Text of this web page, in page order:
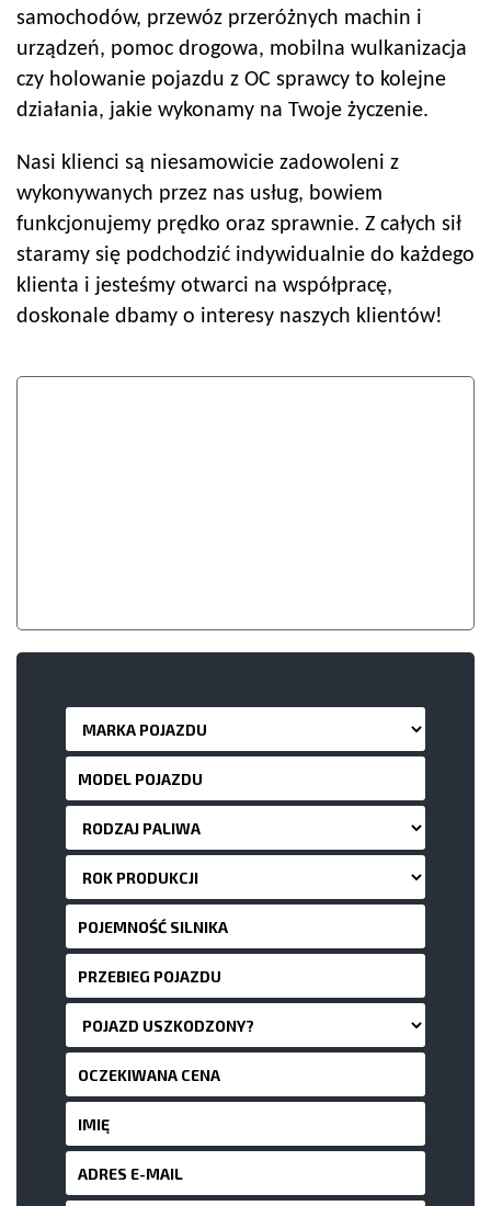
samochodów, przewóz przeróżnych machin i
urządzeń, pomoc drogowa, mobilna wulkanizacja
czy holowanie pojazdu z OC sprawcy to kolejne
działania, jakie wykonamy na Twoje życzenie.
Nasi klienci są niesamowicie zadowoleni z
wykonywanych przez nas usług, bowiem
funkcjonujemy prędko oraz sprawnie. Z całych sił
staramy się podchodzić indywidualnie do każdego
klienta i jesteśmy otwarci na współpracę,
doskonale dbamy o interesy naszych klientów!